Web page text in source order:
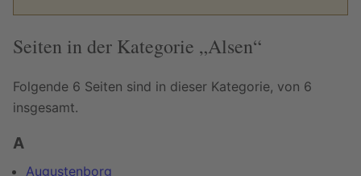
Seiten in der Kategorie „Alsen“
Folgende 6 Seiten sind in dieser Kategorie, von 6
insgesamt.
A
Augustenborg